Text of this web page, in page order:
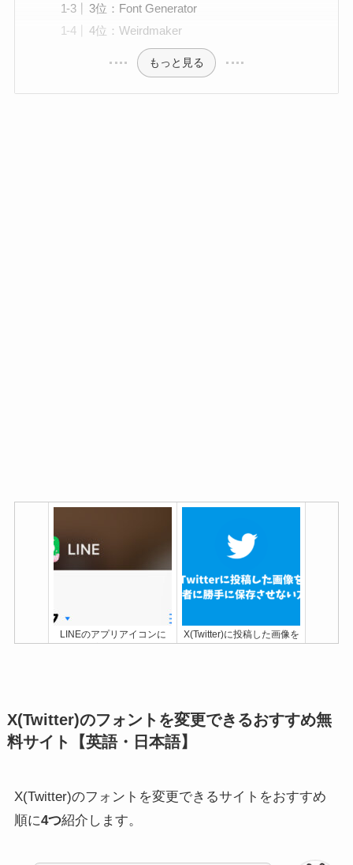
3位：Font Generator
4位：Weirdmaker
もっと見る
LINEのアプリアイコンに
X(Twitter)に投稿した画像を
X(Twitter)エラー「問題が発
X(Twitter)のフォントを変更できるおすすめ無
料サイト【英語・日本語】
X(Twitter)のフォントを変更できるサイトをおすすめ
順に4つ紹介します。